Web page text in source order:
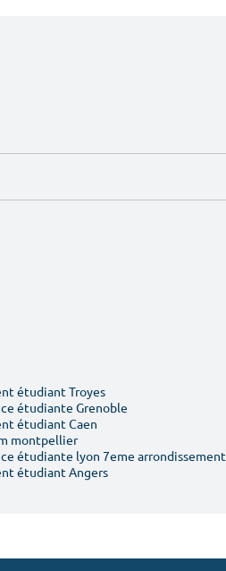
étudiant Troyes
étudiante Grenoble
étudiant Caen
montpellier
étudiante lyon 7eme arrondissement
étudiant Angers